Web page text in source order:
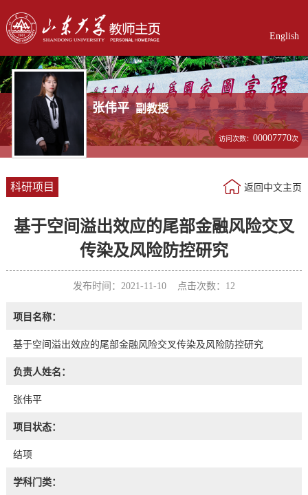
English
张伟平 副教授
访问次数：00007770次
科研项目 返回中文主页
基于空间溢出效应的尾部金融风险交叉
传染及风险防控研究
发布时间：2021-11-10 点击次数： 12
项目名称：
基于空间溢出效应的尾部金融风险交叉传染及风险防控研究
负责人姓名：
张伟平
项目状态：
结项
学科门类：